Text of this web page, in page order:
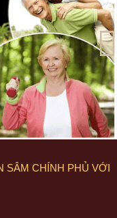
SÂM CHÍNH PHỦ VỚI